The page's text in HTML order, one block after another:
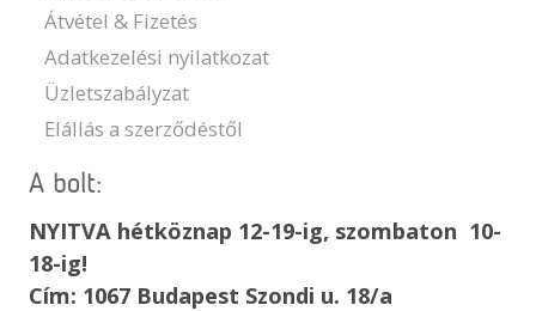
Átvétel & Fizetés
Adatkezelési nyilatkozat
Üzletszabályzat
Elállás a szerződéstől
A bolt:
NYITVA hétköznap 12-19-ig, szombaton 10-
18-ig!
Cím: 1067 Budapest Szondi u. 18/a